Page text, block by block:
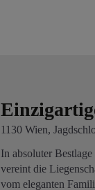
1130 Wien,
In absoluter
vereint die
vom eleganten